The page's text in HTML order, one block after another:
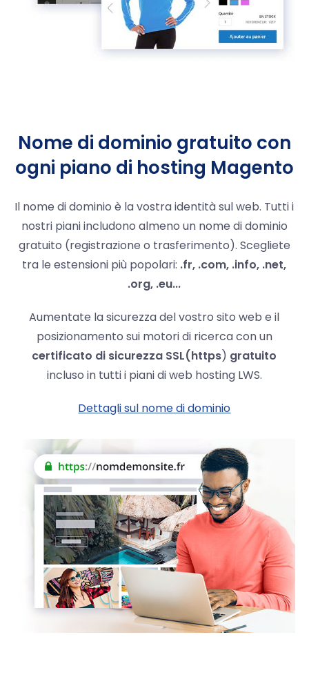
Nome di dominio gratuito con
ogni piano di hosting Magento
Il nome di dominio è la vostra identità sul web. Tutti i
nostri piani includono almeno un nome di dominio
gratuito (registrazione o trasferimento). Scegliete
tra le estensioni più popolari: .fr, .com, .info, .net,
.org, .eu...
Aumentate la sicurezza del vostro sito web e il
posizionamento sui motori di ricerca con un
certificato di sicurezza SSL(https) gratuito
incluso in tutti i piani di web hosting LWS.
Dettagli sul nome di dominio